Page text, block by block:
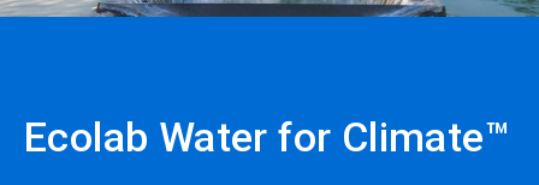
Ecolab Water for Climate™